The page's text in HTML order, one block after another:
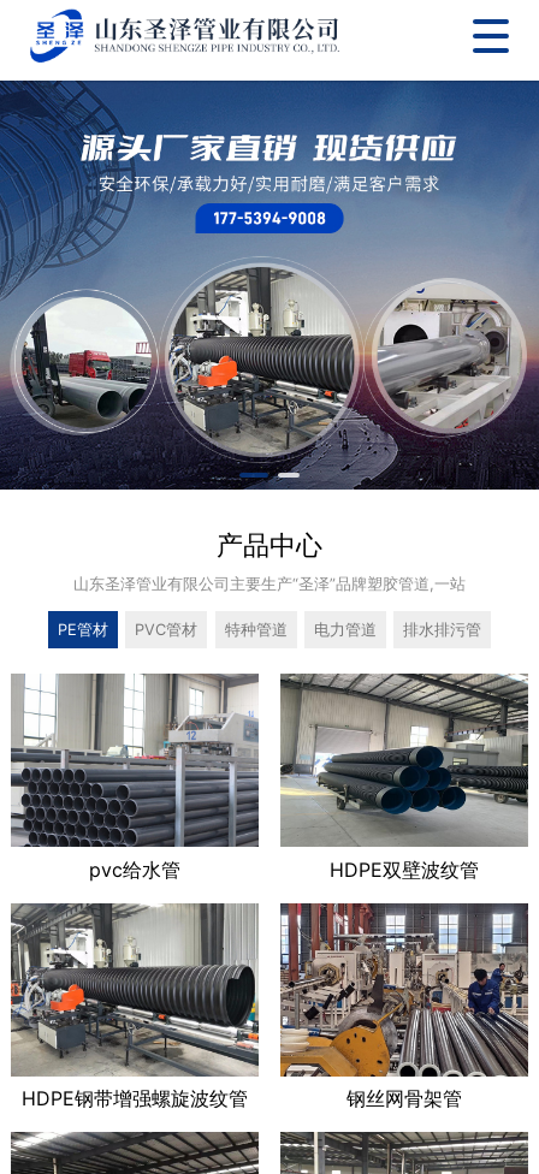
网站首页
产品中心
实景拍摄
客户案例
线上商城
联系我们
产品中心
山东圣泽管业有限公司主要生产“圣泽”品牌塑胶管道,一站
PE管材 PVC管材 特种管道 电力管道 排水排污管
pvc给水管 HDPE双壁波纹管
HDPE钢带增强螺旋波纹管 钢丝网骨架管